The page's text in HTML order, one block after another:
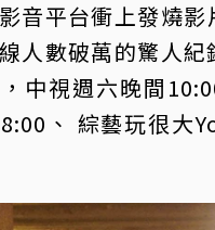
音平台衝上發燒影
人數破萬的驚人
中視週六晚間
、 綜藝玩很大